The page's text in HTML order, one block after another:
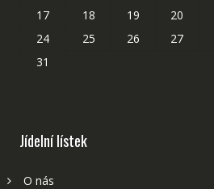
17
18 19 20
24
25 26 27
31
Jídelní lístek
O nás